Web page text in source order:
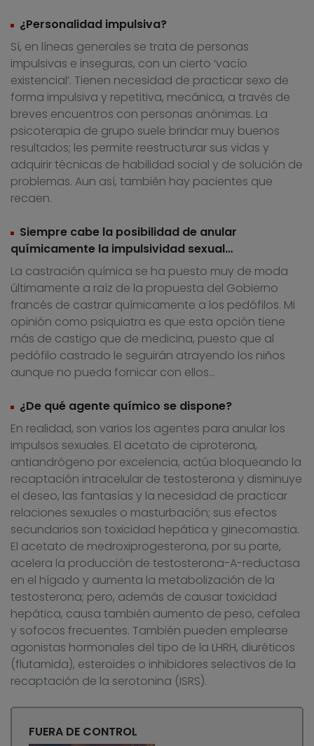
¿Personalidad impulsiva?
Sí, en líneas generales se trata de personas
impulsivas e inseguras, con un cierto ‘vacío
existencial’. Tienen necesidad de practicar sexo de
forma impulsiva y repetitiva, mecánica, a través de
breves encuentros con personas anónimas. La
psicoterapia de grupo suele brindar muy buenos
resultados; les permite reestructurar sus vidas y
adquirir técnicas de habilidad social y de solución de
problemas. Aun así, también hay pacientes que
recaen.
Siempre cabe la posibilidad de anular
químicamente la impulsividad sexual…
La castración química se ha puesto muy de moda
últimamente a raíz de la propuesta del Gobierno
francés de castrar químicamente a los pedófilos. Mi
opinión como psiquiatra es que esta opción tiene
más de castigo que de medicina, puesto que al
pedófilo castrado le seguirán atrayendo los niños
aunque no pueda fornicar con ellos…
¿De qué agente químico se dispone?
En realidad, son varios los agentes para anular los
impulsos sexuales. El acetato de ciproterona,
antiandrógeno por excelencia, actúa bloqueando la
recaptación intracelular de testosterona y disminuye
el deseo, las fantasías y la necesidad de practicar
relaciones sexuales o masturbación; sus efectos
secundarios son toxicidad hepática y ginecomastia.
El acetato de medroxiprogesterona, por su parte,
acelera la producción de testosterona-A-reductasa
en el hígado y aumenta la metabolización de la
testosterona; pero, además de causar toxicidad
hepática, causa también aumento de peso, cefalea
y sofocos frecuentes. También pueden emplearse
agonistas hormonales del tipo de la LHRH, diuréticos
(flutamida), esteroides o inhibidores selectivos de la
recaptación de la serotonina (ISRS).
FUERA DE CONTROL